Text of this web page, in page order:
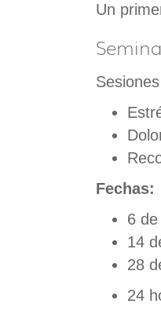
Un
Fechas:
6
14
28
24